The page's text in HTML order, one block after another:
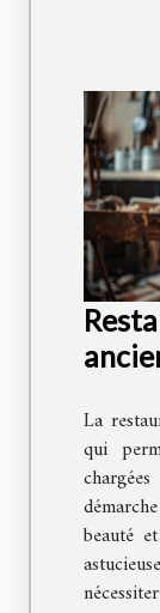
limité
La
qui
beauté